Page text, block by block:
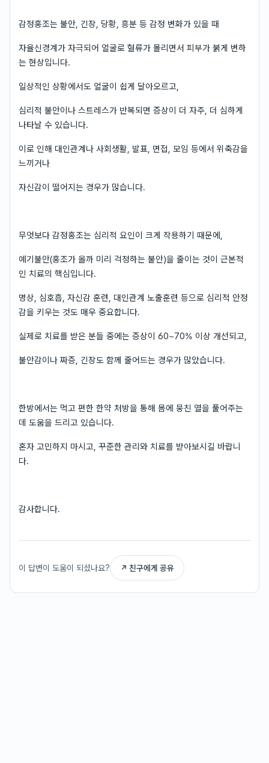
감정홍조는 불안, 긴장, 당황, 흥분 등 감정 변화가 있을 때
자율신경계가 자극되어 얼굴로 혈류가 몰리면서 피부가 붉게 변하
는 현상입니다.
일상적인 상황에서도 얼굴이 쉽게 달아오르고,
심리적 불안이나 스트레스가 반복되면 증상이 더 자주, 더 심하게
나타날 수 있습니다.
이로 인해 대인관계나 사회생활, 발표, 면접, 모임 등에서 위축감을
느끼거나
자신감이 떨어지는 경우가 많습니다.
무엇보다 감정홍조는 심리적 요인이 크게 작용하기 때문에,
예기불안(홍조가 올까 미리 걱정하는 불안)을 줄이는 것이 근본적
인 치료의 핵심입니다.
명상, 심호흡, 자신감 훈련, 대인관계 노출훈련 등으로 심리적 안정
감을 키우는 것도 매우 중요합니다.
실제로 치료를 받은 분들 중에는 증상이 60~70% 이상 개선되고,
불안감이나 짜증, 긴장도 함께 줄어드는 경우가 많았습니다.
한방에서는 먹고 편한 한약 처방을 통해 몸에 뭉친 열을 풀어주는
데 도움을 드리고 있습니다.
혼자 고민하지 마시고, 꾸준한 관리와 치료를 받아보시길 바랍니
다.
감사합니다.
이 답변이 도움이 되셨나요? ↗ 친구에게 공유